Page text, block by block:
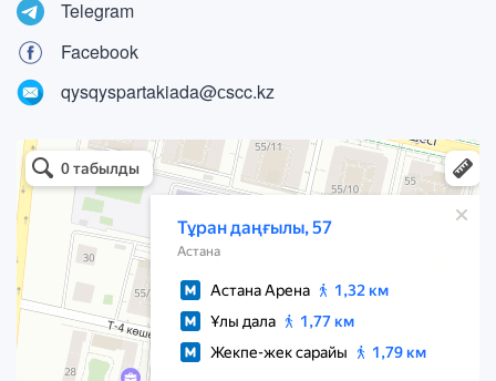
Telegram
Facebook
qysqyspartakiada@сscc.kz
Астана
Проспект Туран, 57 — Яндекс Карты